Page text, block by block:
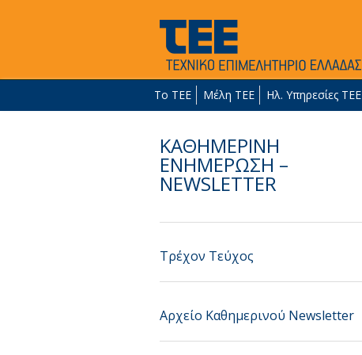
Το ΤΕΕ Μέλη ΤΕΕ Ηλ. Υπηρεσίες ΤΕΕ
ΚΑΘΗΜΕΡΙΝΗ
ΕΝΗΜΕΡΩΣΗ –
NEWSLETTER
Τρέχον Τεύχος
Αρχείο Καθημερινού Newsletter